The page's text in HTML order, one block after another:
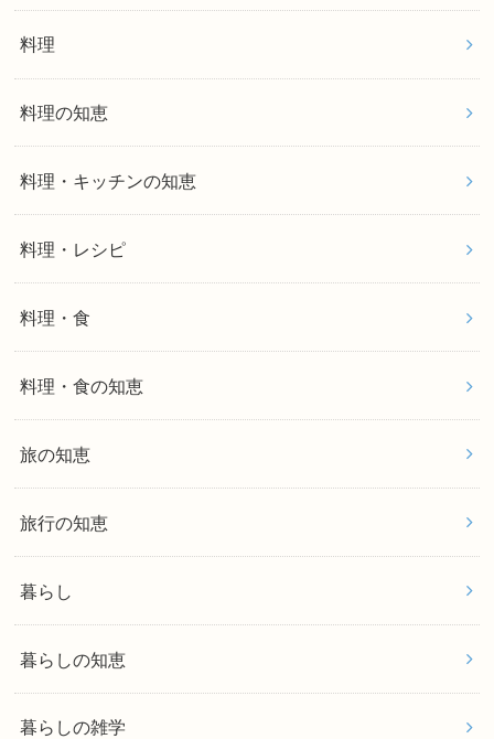
料理
料理の知恵
料理・キッチンの知恵
料理・レシピ
料理・食
料理・食の知恵
旅の知恵
旅行の知恵
暮らし
暮らしの知恵
暮らしの雑学